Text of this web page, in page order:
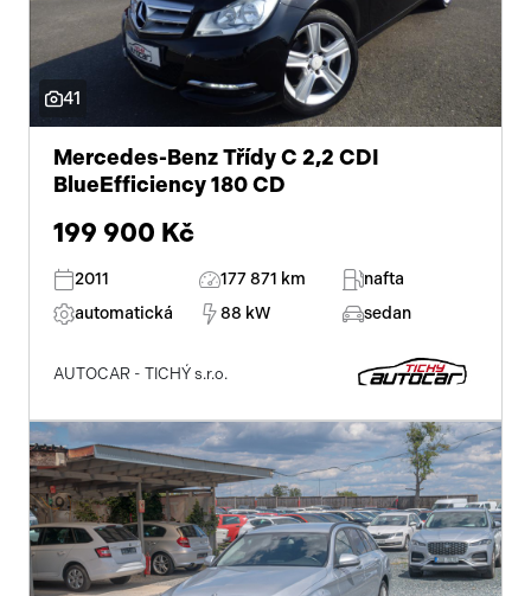
41
Mercedes-Benz Třídy C 2,2 CDI
BlueEfficiency 180 CD
199 900 Kč
2011 177 871 km
nafta
automatická
88 kW sedan
AUTOCAR - TICHÝ s.r.o.